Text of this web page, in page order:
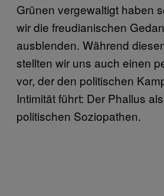
Grünen vergewaltigt haben
wir die freudianischen
ausblenden. Während
stellten wir uns auch einen
vor, der den politischen
Intimität führt: Der Phallus
politischen Soziopathen.